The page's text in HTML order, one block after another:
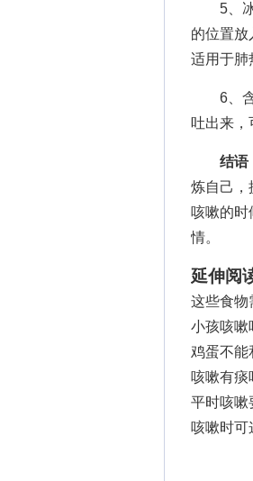
5、冰
的位置放
适用于肺
6、含
吐出来，
结语
炼自己，
咳嗽的时
情。
延伸阅
这些食物
小孩咳嗽
鸡蛋不能
咳嗽有痰
平时咳嗽
咳嗽时可